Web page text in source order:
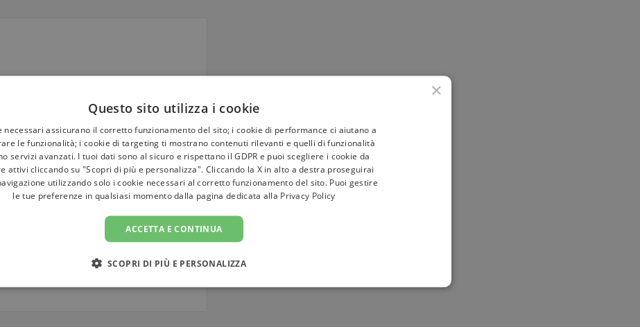
Misteri, da quelli Cretesi a
Caldei a quelli Mitraici, al fine di
Non conserviamo i dettagli della
della tua carta di credito.
×
Questo sito utilizza i cookie
necessari assicurano il corretto funzionamento del sito; i cookie di performance ci aiutano a
le funzionalità; i cookie di targeting ti mostrano contenuti rilevanti e quelli di funzionalità
servizi avanzati. I tuoi dati sono al sicuro e rispettano il GDPR e puoi scegliere i cookie da
attivi cliccando su "Scopri di più e personalizza". Cliccando la X in alto a destra proseguirai
utilizzando solo i cookie necessari al corretto funzionamento del sito. Puoi gestire
le tue preferenze in qualsiasi momento dalla pagina dedicata alla Privacy Policy
ACCETTA E CONTINUA
SCOPRI DI PIÙ E PERSONALIZZA